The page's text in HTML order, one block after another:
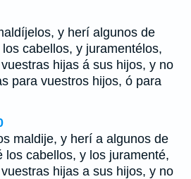
y herí algunos de
cabellos, y juramentélos,
hijas á sus hijos, y no
para vuestros hijos, ó para
maldije, y herí a algunos de
los cabellos, y los juramenté,
hijas a sus hijos, y no